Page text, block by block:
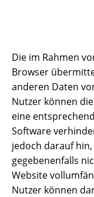
Die im Rahmen
Browser
anderen Daten
Nutzer können
eine
Software
jedoch darauf hin,
gegebenenfalls
Website
Nutzer können